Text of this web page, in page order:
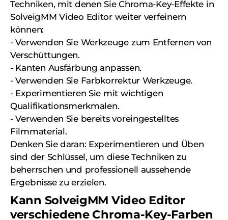
Techniken, mit denen Sie Chroma-Key-Effekte in
SolveigMM Video Editor weiter verfeinern
können:
- Verwenden Sie Werkzeuge zum Entfernen von
Verschüttungen.
- Kanten Ausfärbung anpassen.
- Verwenden Sie Farbkorrektur Werkzeuge.
- Experimentieren Sie mit wichtigen
Qualifikationsmerkmalen.
- Verwenden Sie bereits voreingestelltes
Filmmaterial.
Denken Sie daran: Experimentieren und Üben
sind der Schlüssel, um diese Techniken zu
beherrschen und professionell aussehende
Ergebnisse zu erzielen.
Kann SolveigMM Video Editor
verschiedene Chroma-Key-Farben